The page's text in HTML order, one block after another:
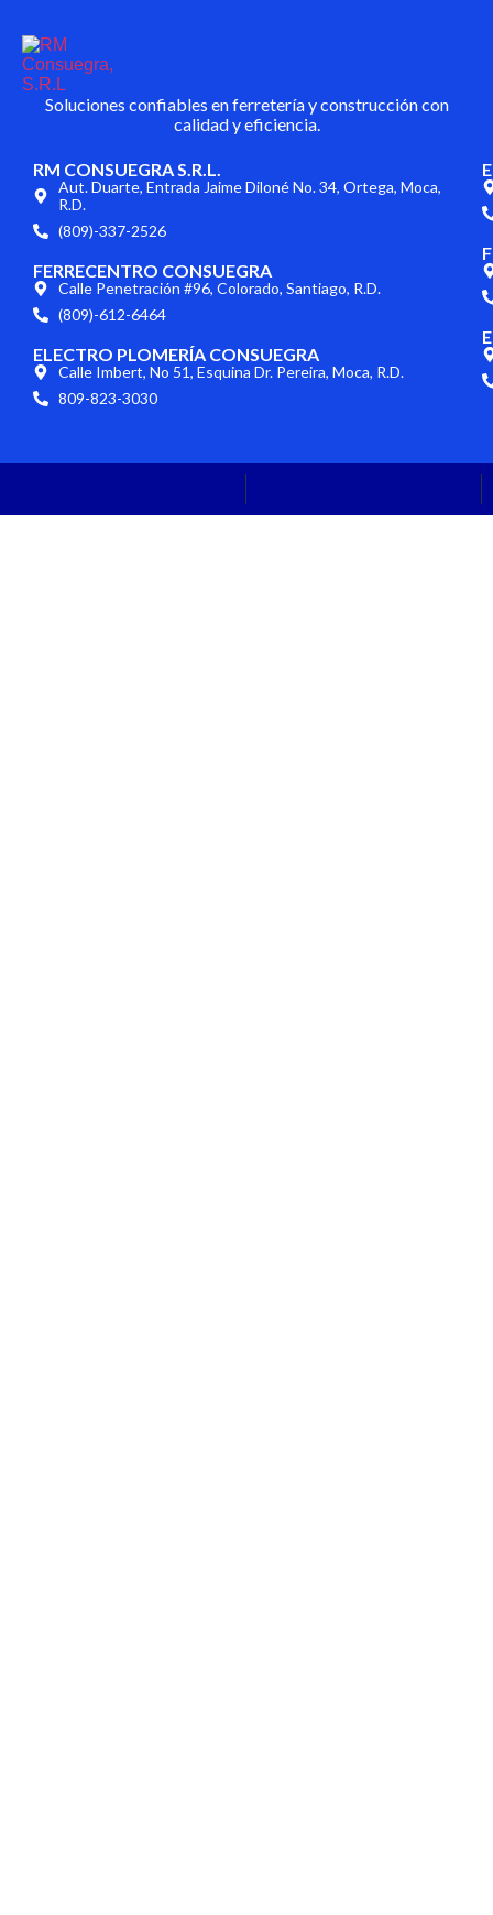
Soluciones confiables en ferretería y construcción con
calidad y eficiencia.
RM CONSUEGRA S.R.L.
Aut. Duarte, Entrada Jaime Diloné No. 34, Ortega, Moca,
R.D.
(809)-337-2526
FERRECENTRO CONSUEGRA
Calle Penetración #96, Colorado, Santiago, R.D.
(809)-612-6464
ELECTRO PLOMERÍA CONSUEGRA
Calle Imbert, No 51, Esquina Dr. Pereira, Moca, R.D.
809-823-3030